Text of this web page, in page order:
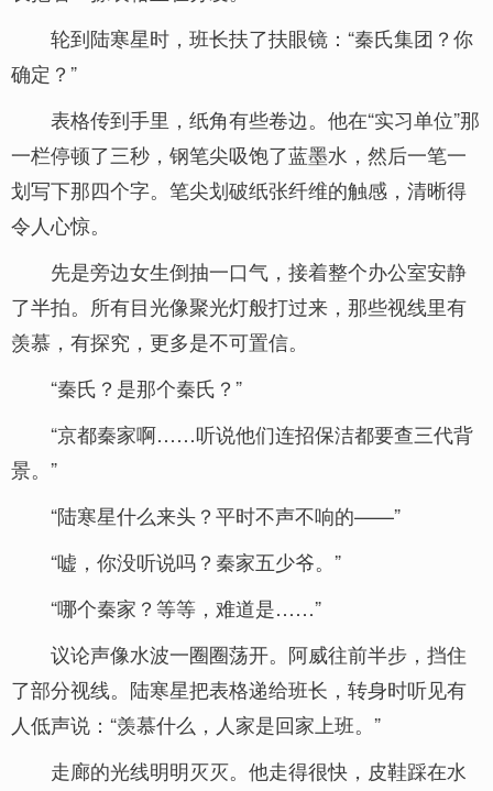
轮到陆寒星时，班长扶了扶眼镜：“秦氏集团？你
确定？”
表格传到手里，纸角有些卷边。他在“实习单位”那
一栏停顿了三秒，钢笔尖吸饱了蓝墨水，然后一笔一
划写下那四个字。笔尖划破纸张纤维的触感，清晰得
令人心惊。
先是旁边女生倒抽一口气，接着整个办公室安静
了半拍。所有目光像聚光灯般打过来，那些视线里有
羡慕，有探究，更多是不可置信。
“秦氏？是那个秦氏？”
“京都秦家啊……听说他们连招保洁都要查三代背
景。”
“陆寒星什么来头？平时不声不响的——”
“嘘，你没听说吗？秦家五少爷。”
“哪个秦家？等等，难道是……”
议论声像水波一圈圈荡开。阿威往前半步，挡住
了部分视线。陆寒星把表格递给班长，转身时听见有
人低声说：“羡慕什么，人家是回家上班。”
走廊的光线明明灭灭。他走得很快，皮鞋踩在水